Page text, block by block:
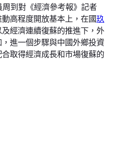
到對《經濟參考報》記者
高程度開放基本上，在國玖
經濟連續復蘇的推進下，外
進一個步驟與中國外鄉投資
取得經濟成長和市場復蘇的